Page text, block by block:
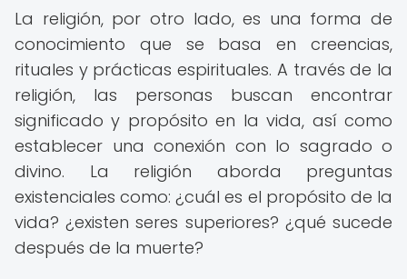
La religión, por otro lado, es una forma de
conocimiento que se basa en creencias,
rituales y prácticas espirituales. A través de la
religión, las personas buscan encontrar
significado y propósito en la vida, así como
establecer una conexión con lo sagrado o
divino. La religión aborda preguntas
existenciales como: ¿cuál es el propósito de la
vida? ¿existen seres superiores? ¿qué sucede
después de la muerte?